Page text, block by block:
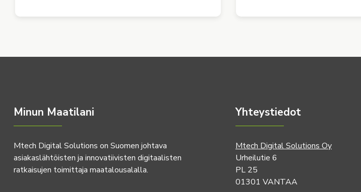
Minun Maatilani
Mtech Digital Solutions on Suomen johtava
asiakaslähtöisten ja innovatiivisten digitaalisten
ratkaisujen toimittaja maatalousalalla.
Yhteystiedot
Mtech Digital Solutions Oy
Urheilutie 6
PL 25
01301 VANTAA